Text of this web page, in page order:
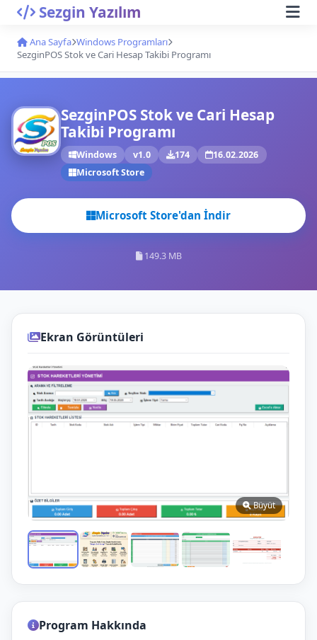
Sezgin Yazılım
Ana Sayfa Windows Programları
SezginPOS Stok ve Cari Hesap Takibi Programı
SezginPOS Stok ve Cari Hesap
Takibi Programı
Windows v1.0 174
16.02.2026
Microsoft Store
Microsoft Store'dan İndir
149.3 MB
Ekran Görüntüleri
Büyüt
Program Hakkında